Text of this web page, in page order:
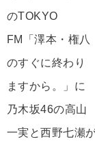
のTOKYO
FM「澤本・権八
のすぐに終わり
ますから。」に
乃木坂46の高山
一実と西野七瀬